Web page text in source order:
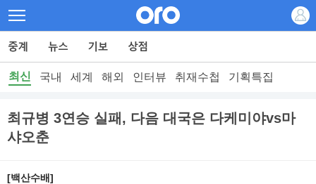
최신 국내 세계 해외 인터뷰 취재수첩 기획특집
최규병 3연승 실패, 다음 대국은 다케미야vs마
샤오춘
[백산수배]